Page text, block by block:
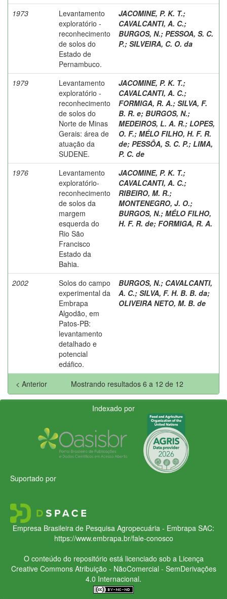
1973
Levantamento
exploratório -
reconhecimento
de solos do
Estado de
Pernambuco.
JACOMINE, P. K. T.;
CAVALCANTI, A. C.;
BURGOS, N.; PESSOA, S. C.
P.; SILVEIRA, C. O. da
1979
Levantamento
exploratório -
reconhecimento
de solos do
Norte de Minas
Gerais: área de
atuação da
SUDENE.
JACOMINE, P. K. T.;
CAVALCANTI, A. C.;
FORMIGA, R. A.; SILVA, F.
B. R. e; BURGOS, N.;
MEDEIROS, L. A. R.; LOPES,
O. F.; MÉLO FILHO, H. F. R.
de; PESSÔA, S. C. P.; LIMA,
P. C. de
1976
Levantamento
exploratório-
reconhecimento
de solos da
margem
esquerda do
Rio São
Francisco
Estado da
Bahia.
JACOMINE, P. K. T.;
CAVALCANTI, A. C.;
RIBEIRO, M. R.;
MONTENEGRO, J. O.;
BURGOS, N.; MÉLO FILHO,
H. F. R. de; FORMIGA, R. A.
2002
Solos do campo
experimental da
Embrapa
Algodão, em
Patos-PB:
levantamento
detalhado e
potencial
edáfico.
BURGOS, N.; CAVALCANTI,
A. C.; SILVA, F. H. B. B. da;
OLIVEIRA NETO, M. B. de
Mostrando resultados 6 a 12 de 12
< Anterior
Indexado por
Suportado por
Empresa Brasileira de Pesquisa Agropecuária - Embrapa SAC:
https://www.embrapa.br/fale-conosco
O conteúdo do repositório está licenciado sob a Licença
Creative CommonsAtribuição - NãoComercial - SemDerivações
4.0 Internacional.